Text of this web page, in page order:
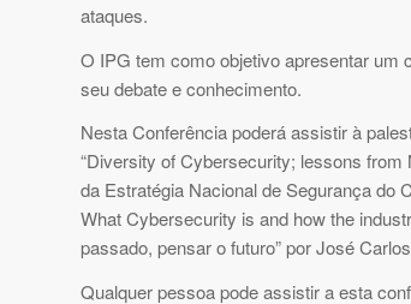
ataques.
O IPG tem como objetivo apresentar um
seu debate e conhecimento.
Nesta Conferência poderá assistir à
“Diversity of Cybersecurity; lessons from
da Estratégia Nacional de Segurança do
What Cybersecurity is and how the
passado, pensar o futuro” por José
Qualquer pessoa pode assistir a esta